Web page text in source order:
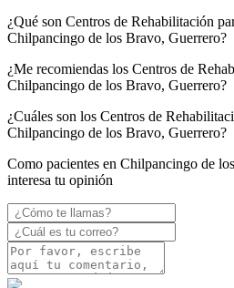
¿Qué son Centros de Rehabilitación
Chilpancingo de los Bravo, Guerrero?
¿Me recomiendas los Centros de
Chilpancingo de los Bravo, Guerrero?
¿Cuáles son los Centros de
Chilpancingo de los Bravo, Guerrero?
Como pacientes en Chilpancingo de
interesa tu opinión